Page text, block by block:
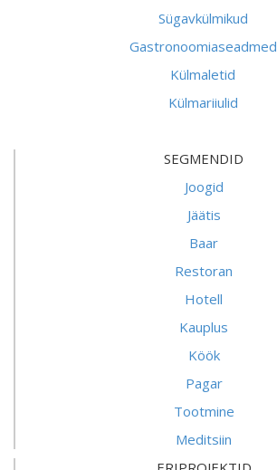
Sügavkülmikud
Gastronoomiaseadmed
Külmaletid
Külmariiulid
SEGMENDID
Joogid
Jäätis
Baar
Restoran
Hotell
Kauplus
Köök
Pagar
Tootmine
Meditsiin